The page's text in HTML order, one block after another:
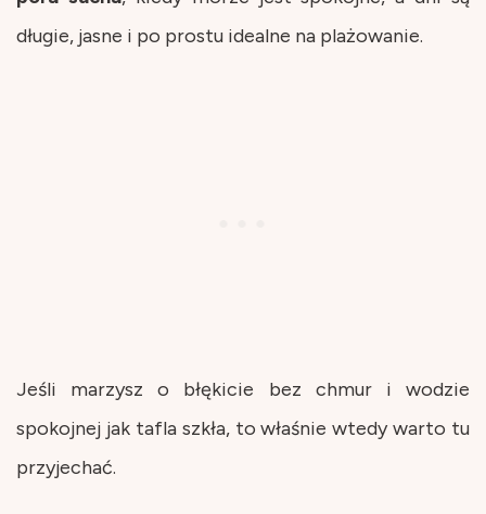
długie, jasne i po prostu idealne na plażowanie.
Jeśli marzysz o błękicie bez chmur i wodzie
spokojnej jak tafla szkła, to właśnie wtedy warto tu
przyjechać.